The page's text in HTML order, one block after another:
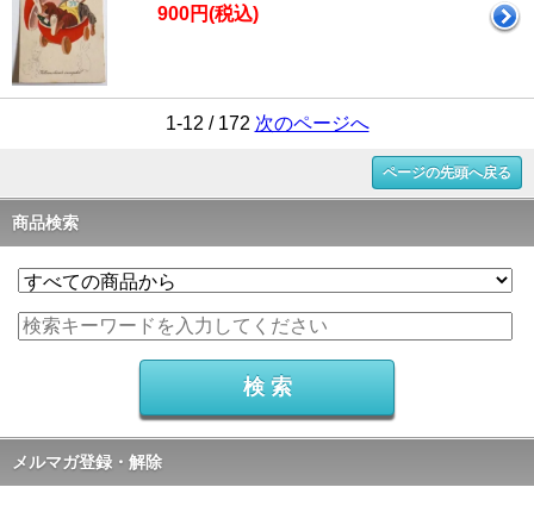
900円(税込)
1-12 / 172 次のページへ
ページの先頭へ戻る
商品検索
メルマガ登録・解除